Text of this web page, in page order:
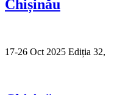
Chișinău
17-26 Oct 2025 Ediția 32,